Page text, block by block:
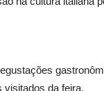
visitados da feira.